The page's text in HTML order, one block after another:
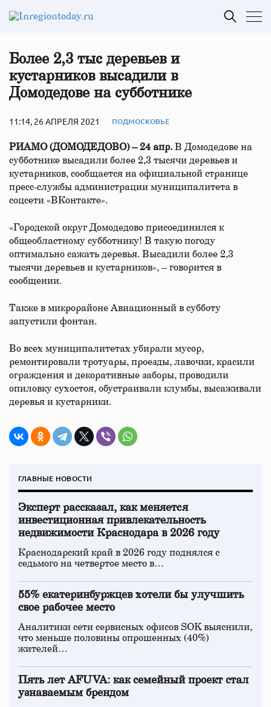
Более 2,3 тыс деревьев и
кустарников высадили в
Домодедове на субботнике
11:14, 26 АПРЕЛЯ 2021 ПОДМОСКОВЬЕ
РИАМО (ДОМОДЕДОВО) – 24 апр. В Домодедове на
субботнике высадили более 2,3 тысячи деревьев и
кустарников, сообщается на официальной странице
пресс-службы администрации муниципалитета в
соцсети «ВКонтакте».
«Городской округ Домодедово присоединился к
общеобластному субботнику! В такую погоду
оптимально сажать деревья. Высадили более 2,3
тысячи деревьев и кустарников», – говорится в
сообщении.
Также в микрорайоне Авиационный в субботу
запустили фонтан.
Во всех муниципалитетах убирали мусор,
ремонтировали тротуары, проезды, лавочки, красили
ограждения и декоративные заборы, проводили
опиловку сухостоя, обустраивали клумбы, высаживали
деревья и кустарники.
ГЛАВНЫЕ НОВОСТИ
Эксперт рассказал, как меняется
инвестиционная привлекательность
недвижимости Краснодара в 2026 году
Краснодарский край в 2026 году поднялся с
седьмого на четвертое место в…
55% екатеринбуржцев хотели бы улучшить
свое рабочее место
Аналитики сети сервисных офисов SOK выяснили,
что меньше половины опрошенных (40%)
жителей…
Пять лет AFUVA: как семейный проект стал
узнаваемым брендом